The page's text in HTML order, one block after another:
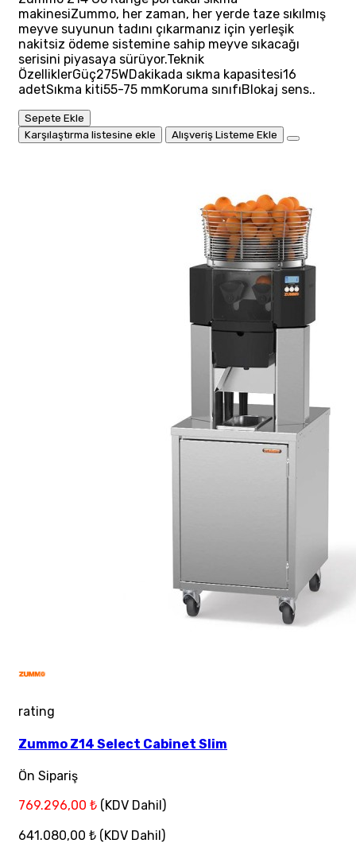
makinesiZummo, her zaman, her yerde taze sıkılmış
meyve suyunun tadını çıkarmanız için yerleşik
nakitsiz ödeme sistemine sahip meyve sıkacağı
serisini piyasaya sürüyor.Teknik
ÖzelliklerGüç275WDakikada sıkma kapasitesi16
adetSıkma kiti55-75 mmKoruma sınıfıBlokaj sens..
Sepete Ekle
Karşılaştırma listesine ekle
Alışveriş Listeme Ekle
rating
Zummo Z14 Select Cabinet Slim
Ön Sipariş
769.296,00 ₺ (KDV Dahil)
641.080,00 ₺ (KDV Dahil)